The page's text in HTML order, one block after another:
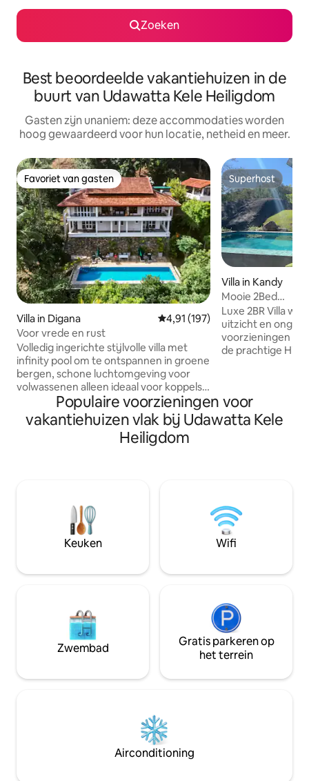
Zoeken
Best beoordeelde vakantiehuizen in de
buurt van Udawatta Kele Heiligdom
Gasten zijn unaniem: deze accommodaties worden
hoog gewaardeerd voor hun locatie, netheid en meer.
Favoriet van gasten
Favoriet van gasten
Villa in Digana Gemiddelde beoordeling van
4,91 (197)
Voor vrede en rust
Volledig ingerichte stijlvolle villa met
infinity pool om te ontspannen in groene
bergen, schone luchtomgeving voor
volwassenen alleen ideaal voor koppels
met een vleugje afzondering, maar toch
veilig in een omheinde beveiligde
gemeenschap wordt geleverd met een
kok en conciërge om je verblijf erg
levensstijl en je zorgen achter te laten
een van de beste plekken van SL's alle
drie de kamers hebben airconditioning
Superhost
Superhost
Villa in Kandy
Mooie 2Bed
Luxe 2BR Villa
uitzicht en
voorzieningen op je
de prachtige Hill
zijn naar comfort en stijl
doordrenkt met
terwijl we een
zullen je bij elke
Populaire voorzieningen voor
vakantiehuizen vlak bij Udawatta Kele
Heiligdom
Keuken Wifi
Zwembad
Gratis parkeren op
het terrein
Airconditioning